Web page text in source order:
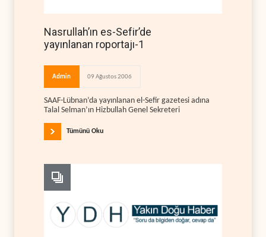
Nasrullah’ın es-Sefir’de
yayınlanan roportajı-1
Admin 09 Ağustos 2006
SAAF-Lübnan’da yayınlanan el-Sefir gazetesi adına
Talal Selman’ın Hizbullah Genel Sekreteri
Tümünü Oku